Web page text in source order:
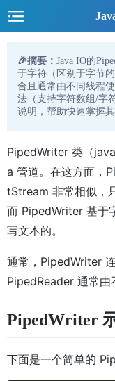
🎉摘要： Java IO的
于字符（区别于字节的
合且通常由不同线程
法（支持字符数组/字
说明，帮助快速掌握其
PipedWriter 类（
a 管道。在这方面，
tStream 非常相似，
而 PipedWriter 基于
写文本的。
通常，PipedWriter
PipedReader 通常由
PipedWriter
下面是一个简单的